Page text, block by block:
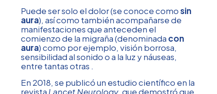
Puede ser solo el dolor (se conoce comosin
aura), así como también acompañarse de
manifestaciones que anteceden el
comienzo de la migraña (denominada con
aura) como por ejemplo, visión borrosa,
sensibilidad al sonido o a la luz y náuseas,
entre tantas otras .
En 2018, se publicó un estudio científico en la
revista Lancet Neurology, que demostró que